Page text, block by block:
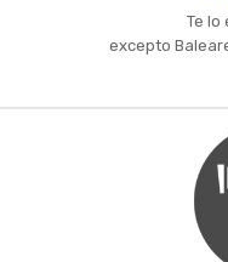
Te lo
excepto